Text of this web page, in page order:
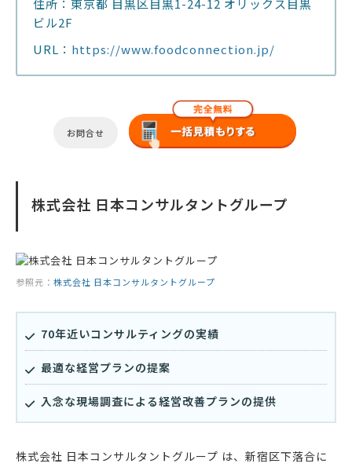
住所：東京都 目黒区目黒1-24-12 オリックス目黒
ビル2F
URL： https://www.foodconnection.jp/
お問合せ
株式会社 日本コンサルタントグループ
参照元： 株式会社 日本コンサルタントグループ
70年近いコンサルティングの実績
最適な経営プランの提案
入念な現場調査による経営改善プランの提供
株式会社 日本コンサルタントグループ は、新宿区下落合に